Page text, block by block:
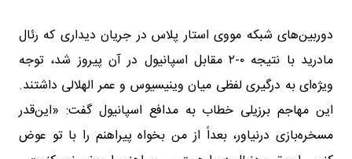
دوربین‌های شبکه مووی استار پلاس در جریان دیداری که رئال
مادرید با نتیجه ۰-۲ مقابل اسپانیول در آن پیروز شد، توجه
ویژه‌ای به درگیری لفظی میان وینیسیوس و عمر الهلالی داشتند.
این مهاجم برزیلی خطاب به مدافع اسپانیول گفت: «این‌قدر
مسخره‌بازی درنیاور، بعداً از من بخواه پیراهنم را با تو عوض